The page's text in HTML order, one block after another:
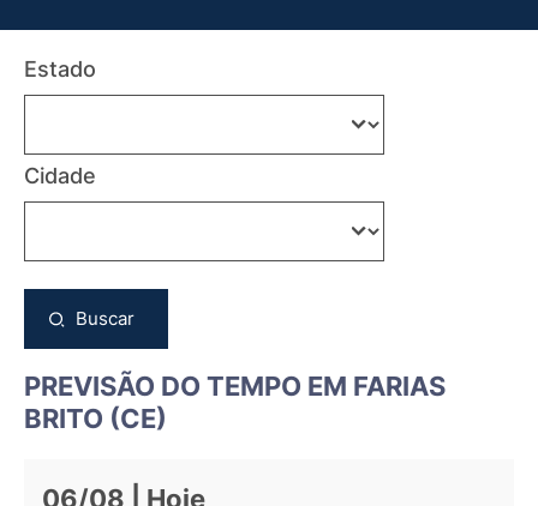
Estado
Cidade
Buscar
PREVISÃO DO TEMPO EM FARIAS
BRITO (CE)
06/08 | Hoje